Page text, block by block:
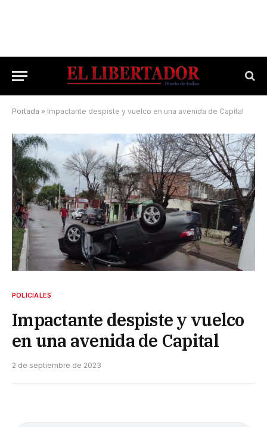
Portada » Impactante despiste y vuelco en una avenida de Capital
POLICIALES
Impactante despiste y vuelco
en una avenida de Capital
2 de septiembre de 2023